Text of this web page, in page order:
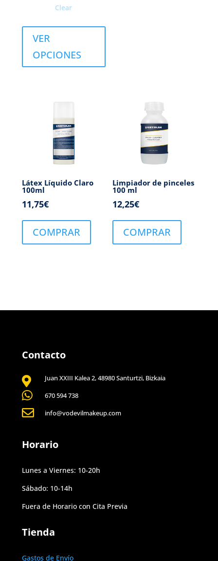
Clear
VER
OPCIONES
Látex Líquido Claro
100ml
11,75€
COMPRAR
Limpiador de pinceles
100 ml
12,25€
COMPRAR
Contacto
 Juan XXIII Kalea 2, 48980 Santurtzi, Bizkaia
 670 594 738
 info@vodevilmakeup.com
Horario
Lunes a Viernes: 10-20h
Sábado: 10-14h
Fuera de Horario con Cita Previa
Tienda
Gastos de Envío